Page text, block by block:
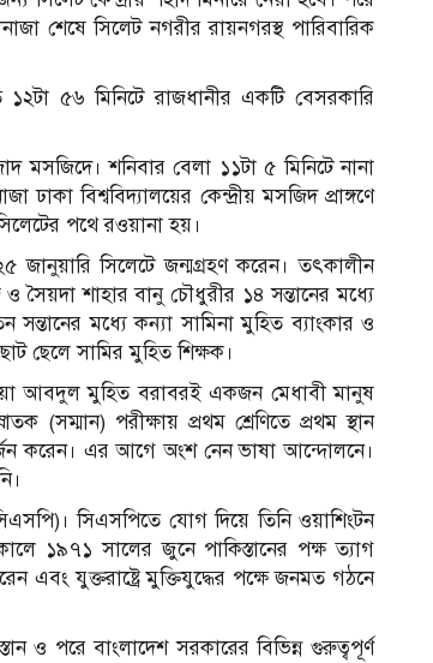
শেষে সিলেট নগরীর রায়নগরস্থ পারিবারিক
৫৬ মিনিটে রাজধানীর একটি বেসরকারি
মসজিদে। শনিবার বেলা ১১টা ৫ মিনিটে নানা
ঢাকা বিশ্ববিদ্যালয়ের কেন্দ্রীয় মসজিদ প্রাঙ্গণে
পথে রওয়ানা হয়।
সিলেটে জন্মগ্রহণ করেন। তৎকালীন
শাহার বানু চৌধুরীর ১৪ সন্তানের মধ্যে
সন্তানের মধ্যে কন্যা সামিনা মুহিত ব্যাংকার ও
ছেলে সামির মুহিত শিক্ষক।
নেওয়া আবদুল মুহিত বরাবরই একজন মেধাবী মানুষ
(সম্মান) পরীক্ষায় প্রথম শ্রেণিতে প্রথম স্থান
করেন। এর আগে অংশ নেন ভাষা আন্দোলনে।
সিএসপিতে যোগ দিয়ে তিনি ওয়াশিংটন
১৯৭১ সালের জুনে পাকিস্তানের পক্ষ ত্যাগ
এবং যুক্তরাষ্ট্রে মুক্তিযুদ্ধের পক্ষে জনমত গঠনে
ও পরে বাংলাদেশ সরকারের বিভিন্ন গুরুত্বপূর্ণ